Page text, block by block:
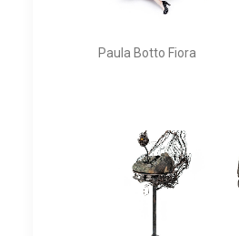
Paula Botto Fiora